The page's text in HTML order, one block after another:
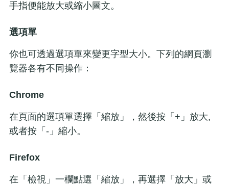
手指便能放大或縮小圖文。
選項單
你也可透過選項單來變更字型大小。下列的網頁瀏
覽器各有不同操作：
Chrome
在頁面的選項單選擇「縮放」，然後按「+」放大,
或者按「-」縮小。
Firefox
在「檢視」一欄點選「縮放」，再選擇「放大」或